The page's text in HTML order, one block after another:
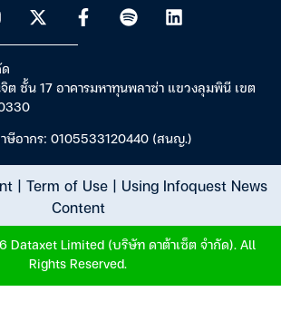
ชั้น 17 อาคารมหาทุนพลาซ่า แขวงลุมพินี เขต
ษีอากร: 0105533120440 (สนญ.)
| Term of Use| Using Infoquest News
Content
Dataxet Limited (บริษัท ดาต้าเซ็ต จำกัด). All
Rights Reserved.